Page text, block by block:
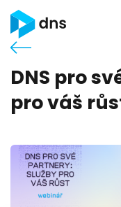
DNS pro
pro váš